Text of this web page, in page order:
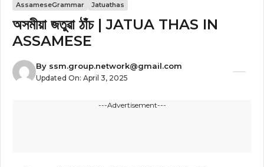
AssameseGrammar Jatuathas
অসমীয়া জতুৱা ঠাঁচ | JATUA THAS IN
ASSAMESE
By ssm.group.network@gmail.com
Updated On: April 3, 2025
---Advertisement---